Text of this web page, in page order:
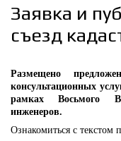
Заявка и
съезд
Размещено
консультационных
рамках Восьмого
инженеров.
Ознакомиться с текстом